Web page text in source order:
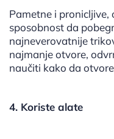
Pametne i
sposobnost da
najneverovatnije
najmanje otvore,
naučiti kako da
4. Koriste alate